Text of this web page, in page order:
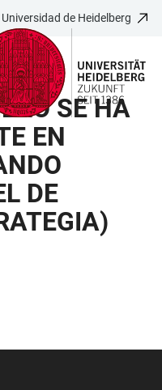
Universidad de Heidelberg
SE HA
EN
DE